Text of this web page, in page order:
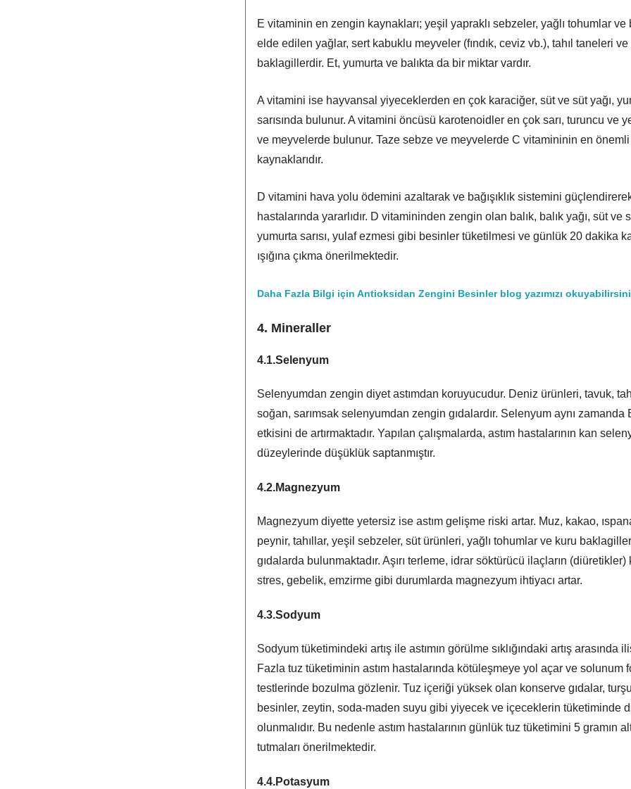
E vitaminin en zengin kaynakları; yeşil yapraklı sebzeler, yağlı tohumlar ve
elde edilen yağlar, sert kabuklu meyveler (fındık, ceviz vb.), tahıl taneleri ve
baklagillerdir. Et, yumurta ve balıkta da bir miktar vardır.
A vitamini ise hayvansal yiyeceklerden en çok karaciğer, süt ve süt yağı,
sarısında bulunur. A vitamini öncüsü karotenoidler en çok sarı, turuncu ve
ve meyvelerde bulunur. Taze sebze ve meyvelerde C vitamininin en önemli
kaynaklarıdır.
D vitamini hava yolu ödemini azaltarak ve bağışıklık sistemini
hastalarında yararlıdır. D vitamininden zengin olan balık, balık yağı, süt ve
yumurta sarısı, yulaf ezmesi gibi besinler tüketilmesi ve günlük 20 dakika
ışığına çıkma önerilmektedir.
Daha Fazla Bilgi için Antioksidan Zengini Besinler blog yazımızı
4. Mineraller
4.1.Selenyum
Selenyumdan zengin diyet astımdan koruyucudur. Deniz ürünleri, tavuk,
soğan, sarımsak selenyumdan zengin gıdalardır. Selenyum aynı zamanda
etkisini de artırmaktadır. Yapılan çalışmalarda, astım hastalarının kan
düzeylerinde düşüklük saptanmıştır.
4.2.Magnezyum
Magnezyum diyette yetersiz ise astım gelişme riski artar. Muz, kakao,
peynir, tahıllar, yeşil sebzeler, süt ürünleri, yağlı tohumlar ve kuru
gıdalarda bulunmaktadır. Aşırı terleme, idrar söktürücü ilaçların (diüretikler)
stres, gebelik, emzirme gibi durumlarda magnezyum ihtiyacı artar.
4.3.Sodyum
Sodyum tüketimindeki artış ile astımın görülme sıklığındaki artış arasında
Fazla tuz tüketiminin astım hastalarında kötüleşmeye yol açar ve solunum
testlerinde bozulma gözlenir. Tuz içeriği yüksek olan konserve gıdalar,
besinler, zeytin, soda-maden suyu gibi yiyecek ve içeceklerin tüketiminde
olunmalıdır. Bu nedenle astım hastalarının günlük tuz tüketimini 5 gramın
tutmaları önerilmektedir.
4.4.Potasyum